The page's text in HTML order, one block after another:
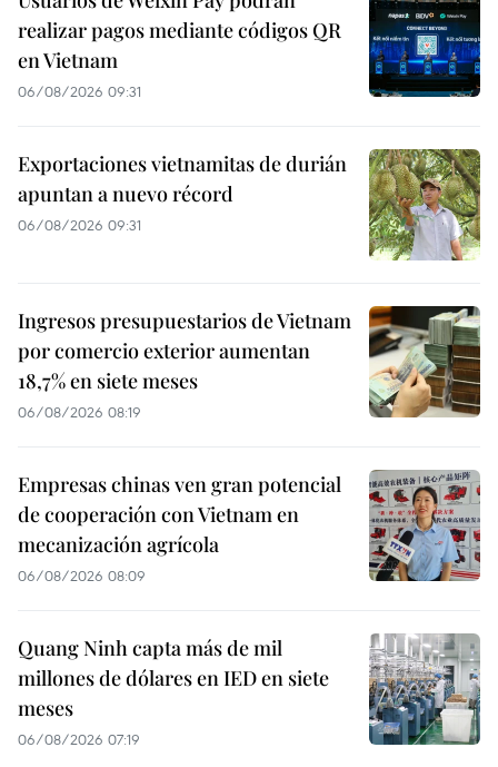
realizar pagos mediante códigos QR
en Vietnam
06/08/2026 09:31
Exportaciones vietnamitas de durián
apuntan a nuevo récord
06/08/2026 09:31
Ingresos presupuestarios de Vietnam
por comercio exterior aumentan
18,7% en siete meses
06/08/2026 08:19
Empresas chinas ven gran potencial
de cooperación con Vietnam en
mecanización agrícola
06/08/2026 08:09
Quang Ninh capta más de mil
millones de dólares en IED en siete
meses
06/08/2026 07:19